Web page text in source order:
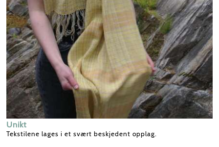
Unikt
Tekstilene lages i et svært beskjedent opplag.